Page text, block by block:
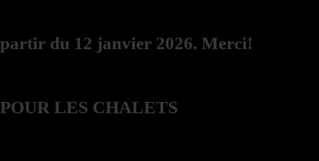
partir du 12 janvier 2026. Merci!
POUR LES CHALETS